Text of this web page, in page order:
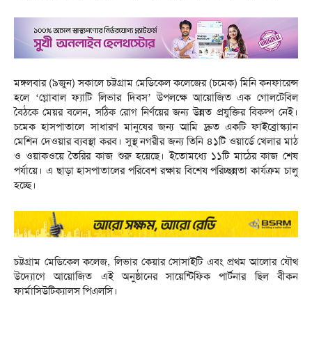
মঙ্গলবার (৯জুন) সকালে চট্টগ্রাম মেডিকেল কলেজের (চমেক) মিনি কনফারেন্স
হলে ‘গ্লোবাল ফ্যাটি লিভার দিবস’ উপলক্ষে আয়োজিত এক গোলটেবিল
বৈঠকে মেয়র বলেন, সঠিক রোগ নির্ণয়ের জন্য উন্নত প্রযুক্তির বিকল্প নেই।
চমেক হাসপাতালে সাধারণ মানুষের জন্য আমি দ্রুত একটি ফাইব্রোস্ক্যান
মেশিন দেওয়ার ব্যবস্থা করব। সুস্থ নগরীর জন্য তিনি ৪১টি ওয়ার্ডে খেলার মাঠ
ও ওয়াকওয়ে তৈরির কাজ শুরু হয়েছে। ইতোমধ্যে ১১টি মাঠের কাজ শেষ
পর্যায়ে। এ ছাড়া হাসপাতালের পরিবেশ রক্ষায় বিশেষ পরিচ্ছন্নতা কার্যক্রম চালু
হচ্ছে।
চট্টগ্রাম মেডিকেল কলেজ, লিভার কেয়ার সোসাইটি এবং প্রথম আলোর যৌথ
উদ্যোগে আয়োজিত এই অনুষ্ঠানের সায়েন্টিফিক পার্টনার ছিল বীকন
ফার্মাসিউটিক্যালস পিএলসি।